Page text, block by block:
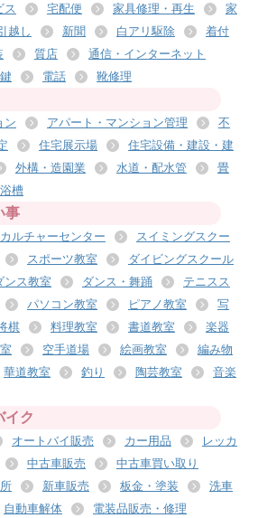
ス
宅配便 家具修理・再生
家
越し 新聞 白アリ駆除
着付
質店
通信・インターネット
鍵 電話 靴修理
ン アパート・マンション管理
不
住宅展示場
住宅設備・建設・建
外構・造園業 水道・配水管
畳
槽
事
カルチャーセンター
スイミングスクー
スポーツ教室
ダイビングスクール
ンス教室
ダンス・舞踊
テニスス
パソコン教室 ピアノ教室
写
棋 料理教室 書道教室
楽器
空手道場 絵画教室
編み物
華道教室 釣り 陶芸教室
音楽
イク
オートバイ販売 カー用品
レッカ
中古車販売
中古車買い取り
新車販売 板金・塗装
洗車
自動車解体 電装品販売・修理